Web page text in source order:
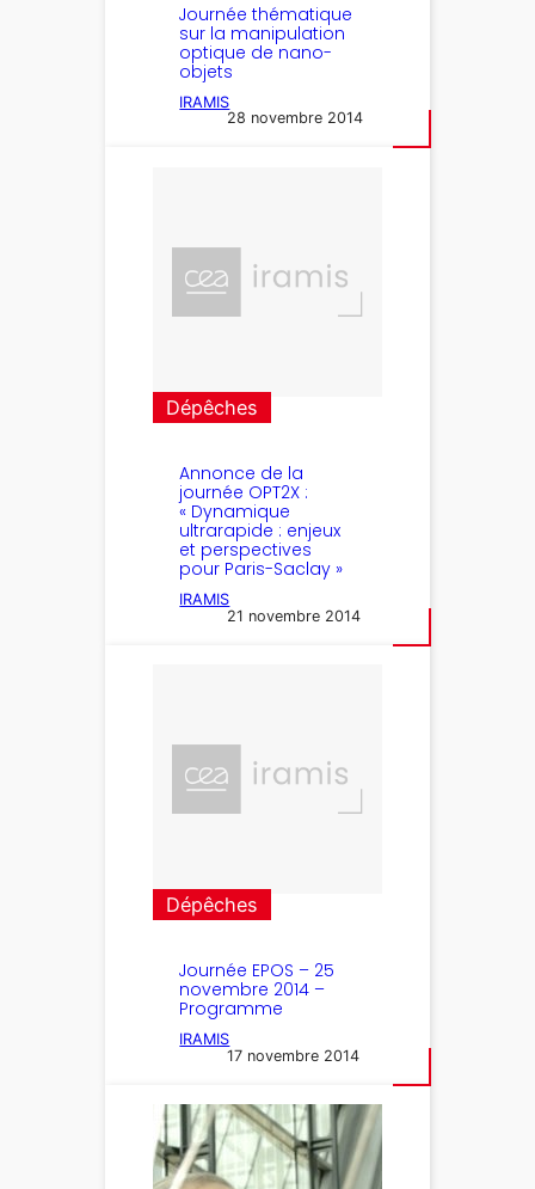
Journée thématique
sur la manipulation
optique de nano-
objets
IRAMIS
28 novembre 2014
Dépêches
Annonce de la
journée OPT2X :
« Dynamique
ultrarapide : enjeux
et perspectives
pour Paris-Saclay »
IRAMIS
21 novembre 2014
Dépêches
Journée EPOS – 25
novembre 2014 –
Programme
IRAMIS
17 novembre 2014